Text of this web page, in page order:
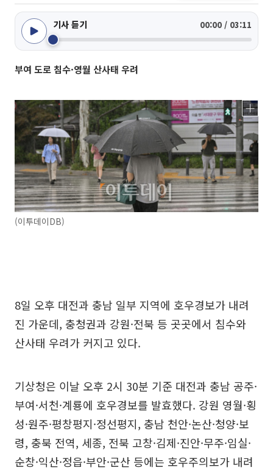
기사 듣기 00:00 / 03:11
부여 도로 침수·영월 산사태 우려
(이투데이DB)
8일 오후 대전과 충남 일부 지역에 호우경보가 내려
진 가운데, 충청권과 강원·전북 등 곳곳에서 침수와
산사태 우려가 커지고 있다.
기상청은 이날 오후 2시 30분 기준 대전과 충남 공주·
부여·서천·계룡에 호우경보를 발효했다. 강원 영월·횡
성·원주·평창평지·정선평지, 충남 천안·논산·청양·보
령, 충북 전역, 세종, 전북 고창·김제·진안·무주·임실·
순창·익산·정읍·부안·군산 등에는 호우주의보가 내려